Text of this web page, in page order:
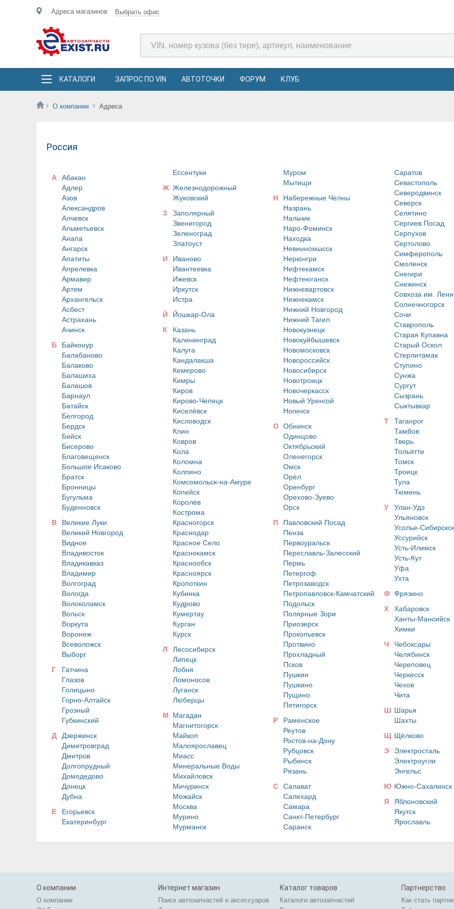
Адреса магазинов Выбрать офис
КАТАЛОГИ ЗАПРОС ПО VIN АВТОТОЧКИ ФОРУМ КЛУБ
О компании Адреса
Россия
А
Абакан
Адлер
Азов
Александров
Алчевск
Альметьевск
Анапа
Ангарск
Апатиты
Апрелевка
Армавир
Артем
Архангельск
Асбест
Астрахань
Ачинск
Б
Байконур
Балабаново
Балаково
Балашиха
Балашов
Барнаул
Батайск
Белгород
Бердск
Бийск
Бисерово
Благовещенск
Большое Исаково
Братск
Бронницы
Бугульма
Буденновск
В
Великие Луки
Великий Новгород
Видное
Владивосток
Владикавказ
Владимир
Волгоград
Вологда
Волоколамск
Вольск
Воркута
Воронеж
Всеволожск
Выборг
Г
Гатчина
Глазов
Голицыно
Горно-Алтайск
Грозный
Губкинский
Д
Дзержинск
Димитровград
Дмитров
Долгопрудный
Домодедово
Донецк
Дубна
Е
Егорьевск
Екатеринбург
Ессентуки
Ж Железнодорожный
Жуковский
З
Заполярный
Звенигород
Зеленоград
Златоуст
И
Иваново
Ивантеевка
Ижевск
Иркутск
Истра
Й
Йошкар-Ола
К
Казань
Калининград
Калуга
Кандалакша
Кемерово
Кимры
Киров
Кирово-Чепецк
Киселёвск
Кисловодск
Клин
Ковров
Кола
Коломна
Колпино
Комсомольск-на-Амуре
Копейск
Королёв
Кострома
Красногорск
Краснодар
Красное Село
Краснокамск
Краснообск
Красноярск
Кропоткин
Кубинка
Кудрово
Кумертау
Курган
Курск
Л
Лесосибирск
Липецк
Лобня
Ломоносов
Луганск
Люберцы
М
Магадан
Магнитогорск
Майкоп
Малоярославец
Миасс
Минеральные Воды
Михайловск
Мичуринск
Можайск
Москва
Мурино
Мурманск
Муром
Мытищи
Н
Набережные Челны
Назрань
Нальчик
Наро-Фоминск
Находка
Невинномысск
Нерюнгри
Нефтекамск
Нефтеюганск
Нижневартовск
Нижнекамск
Нижний Новгород
Нижний Тагил
Новокузнецк
Новокуйбышевск
Новомосковск
Новороссийск
Новосибирск
Новотроицк
Новочеркасск
Новый Уренгой
Ногинск
О Обнинск
Одинцово
Октябрьский
Оленегорск
Омск
Орёл
Оренбург
Орехово-Зуево
Орск
П
Павловский Посад
Пенза
Первоуральск
Переславль-Залесский
Пермь
Петергоф
Петрозаводск
Петропавловск-Камчатский
Подольск
Полярные Зори
Приозерск
Прокопьевск
Протвино
Прохладный
Псков
Пушкин
Пушкино
Пущино
Пятигорск
Р
Раменское
Реутов
Ростов-на-Дону
Рубцовск
Рыбинск
Рязань
С
Салават
Салехард
Самара
Санкт-Петербург
Саранск
Саратов
Севастополь
Северодвинск
Северск
Селятино
Сергиев Посад
Серпухов
Сертолово
Симферополь
Смоленск
Снегири
Снежинск
Совхоза им.
Солнечногорск
Сочи
Ставрополь
Старая Купавна
Старый Оскол
Стерлитамак
Ступино
Сунжа
Сургут
Сызрань
Сыктывкар
Т
Таганрог
Тамбов
Тверь
Тольятти
Томск
Троицк
Тула
Тюмень
У
Улан-Удэ
Ульяновск
Усолье-
Уссурийск
Усть-Илимск
Усть-Кут
Уфа
Ухта
Ф Фрязино
Х
Хабаровск
Ханты-Мансийск
Химки
Ч
Чебоксары
Челябинск
Череповец
Черкесск
Чехов
Чита
Ш Шарья
Шахты
Щ Щёлково
Э
Электросталь
Электроугли
Энгельс
Ю Южно-Сахалинск
Я
Яблоновский
Якутск
Ярославль
О компании
О компании
Интернет магазин
Поиск автозапчастей и аксессуаров
Каталог товаров
Каталоги автозапчастей
Партнерство
Как стать